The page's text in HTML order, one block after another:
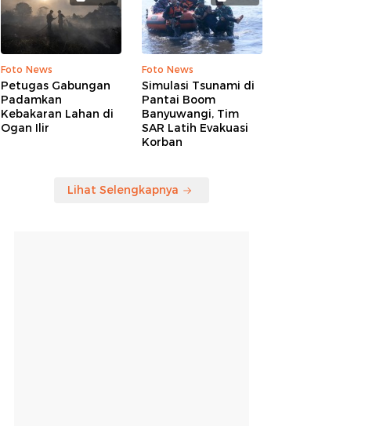
Foto News
Petugas Gabungan
Padamkan
Kebakaran Lahan di
Ogan Ilir
Foto News
Simulasi Tsunami di
Pantai Boom
Banyuwangi, Tim
SAR Latih Evakuasi
Korban
Lihat Selengkapnya